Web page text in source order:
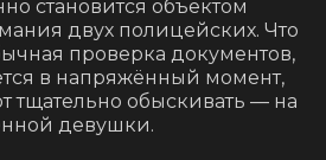
становится объектом
двух полицейских. Что
проверка документов,
в напряжённый момент,
тщательно обыскивать — на
девушки.